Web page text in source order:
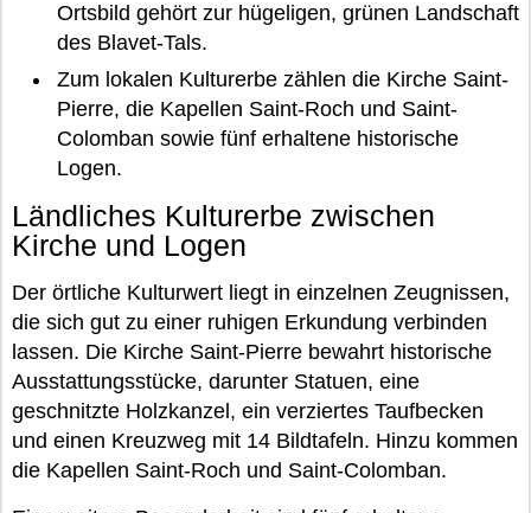
Ortsbild gehört zur hügeligen, grünen Landschaft
des Blavet-Tals.
Zum lokalen Kulturerbe zählen die Kirche Saint-
Pierre, die Kapellen Saint-Roch und Saint-
Colomban sowie fünf erhaltene historische
Logen.
Ländliches Kulturerbe zwischen
Kirche und Logen
Der örtliche Kulturwert liegt in einzelnen Zeugnissen,
die sich gut zu einer ruhigen Erkundung verbinden
lassen. Die Kirche Saint-Pierre bewahrt historische
Ausstattungsstücke, darunter Statuen, eine
geschnitzte Holzkanzel, ein verziertes Taufbecken
und einen Kreuzweg mit 14 Bildtafeln. Hinzu kommen
die Kapellen Saint-Roch und Saint-Colomban.